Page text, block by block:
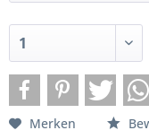
Merken